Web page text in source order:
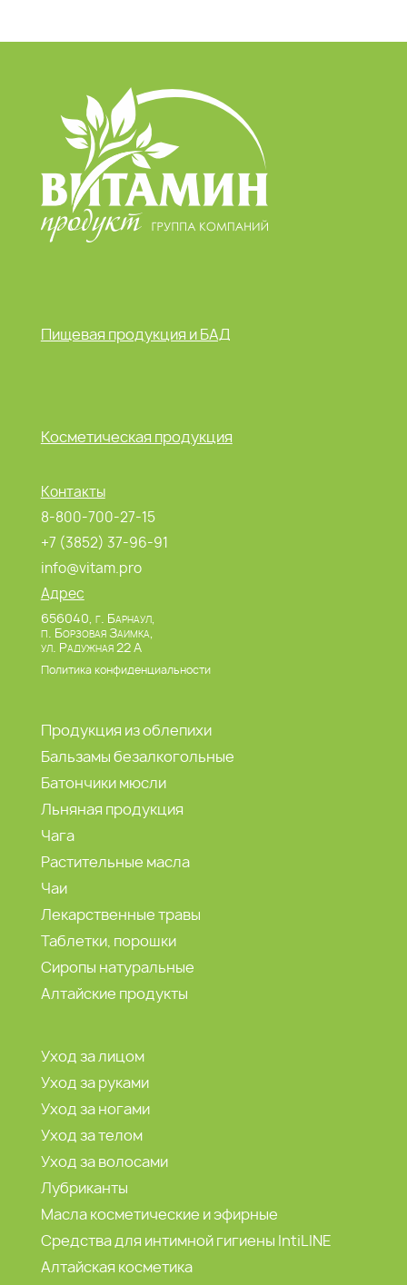
Пищевая продукция и БАД
Косметическая продукция
Контакты
8-800-700-27-15
+7 (3852) 37-96-91
info@vitam.pro
Адрес
656040, г. Барнаул,
п. Борзовая Заимка,
ул. Радужная 22 А
Политика конфиденциальности
Продукция из облепихи
Бальзамы безалкогольные
Батончики мюсли
Льняная продукция
Чага
Растительные масла
Чаи
Лекарственные травы
Таблетки, порошки
Сиропы натуральные
Алтайские продукты
Уход за лицом
Уход за руками
Уход за ногами
Уход за телом
Уход за волосами
Лубриканты
Масла косметические и эфирные
Средства для интимной гигиены IntiLINE
Алтайская косметика